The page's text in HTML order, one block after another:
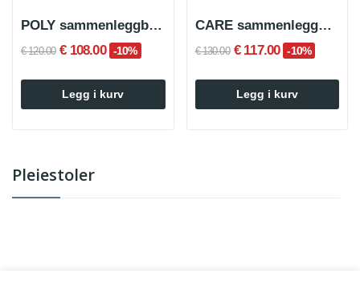
Pleiestoler
POLY sammenleggbar stålpleiestol
€ 120.00 € 108.00 -10%
Legg i kurv
CARE sammenleggbar pleiestol i tre
€ 130.00 € 117.00 -10%
Legg i kurv